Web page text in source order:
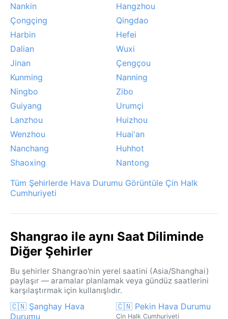
Nankin
Hangzhou
Çongçing
Qingdao
Harbin
Hefei
Dalian
Wuxi
Jinan
Çengçou
Kunming
Nanning
Ningbo
Zibo
Guiyang
Urumçi
Lanzhou
Huizhou
Wenzhou
Huai'an
Nanchang
Huhhot
Shaoxing
Nantong
Tüm Şehirlerde Hava Durumu Görüntüle Çin Halk
Cumhuriyeti
Shangrao ile aynı Saat Diliminde
Diğer Şehirler
Bu şehirler Shangrao'nin yerel saatini (Asia/Shanghai)
paylaşır — aramalar planlamak veya gündüz saatlerini
karşılaştırmak için kullanışlıdır.
🇨🇳 Şanghay Hava
Durumu
🇨🇳 Pekin Hava Durumu
Çin Halk Cumhuriyeti